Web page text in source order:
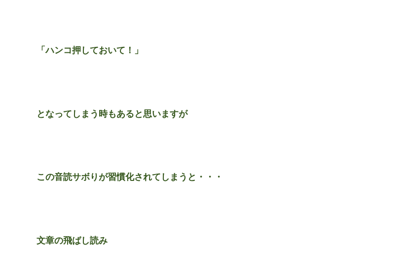
「ハンコ押しておいて！」
となってしまう時もあると思いますが
この音読サボりが習慣化されてしまうと・・・
文章の飛ばし読み